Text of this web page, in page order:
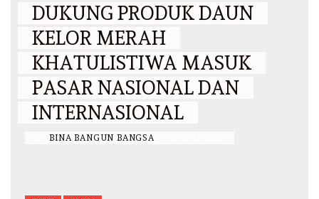
DUKUNG PRODUK DAUN
KELOR MERAH
KHATULISTIWA MASUK
PASAR NASIONAL DAN
INTERNASIONAL
BINA BANGUN BANGSA